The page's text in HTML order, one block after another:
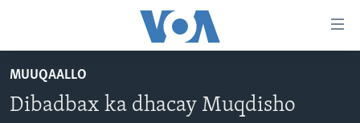
gudub
Mawduuca
BOGGA HORE
WARARKA
MUUQAALLO
Dibadbax ka dhacay Muqdisho